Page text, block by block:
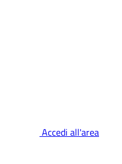
Accedi all'area